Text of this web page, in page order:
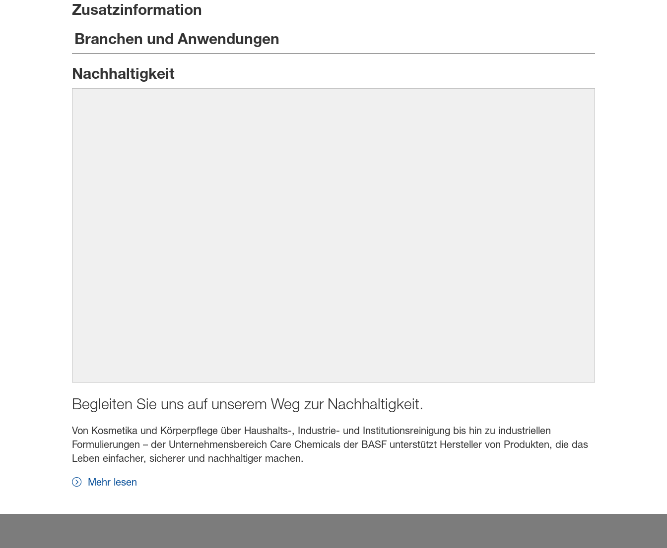
Zusatzinformation
Branchen und Anwendungen
Nachhaltigkeit
Begleiten Sie uns auf unserem Weg zur Nachhaltigkeit.
Von Kosmetika und Körperpflege über Haushalts-, Industrie- und Institutionsreinigung bis hin zu industriellen
Formulierungen – der Unternehmensbereich Care Chemicals der BASF unterstützt Hersteller von Produkten, die das
Leben einfacher, sicherer und nachhaltiger machen.
Mehr lesen